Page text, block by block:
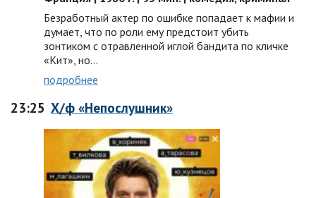
Безработный актер по ошибке попадает к мафии и
думает, что по роли ему предстоит убить
зонтиком с отравленной иглой бандита по кличке
«Кит», но...
подробнее
23:25 Х/ф «Непослушник»